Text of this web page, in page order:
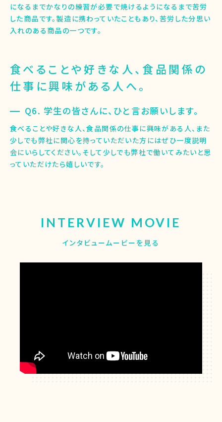
になるまでかなりの練習が必要で焼けるようになるまで苦労
した商品です。製造に携わっていたこともあり、苦労した分思い
入れのある商品の一つです。
食べることや好きな人、食品関係の
仕事に興味がある人へ。
Q6. 学生の皆さんに、ひと言お願いします。
食べることや好きな人、食品関係の仕事に興味がある人、また
少しでも弊社に関心を持っていただいた方にはぜひ一度説明
会にいらしてください。そして少しでも弊社で働いてみたいと思
っていただけたら嬉しいです。
INTERVIEW MOVIE
インタビュームービーを見る